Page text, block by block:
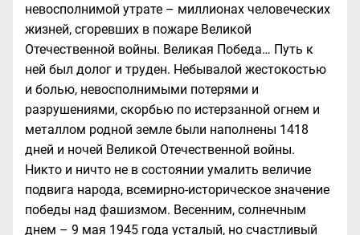
невосполнимой утрате – миллионах человеческих
жизней, сгоревших в пожаре Великой
Отечественной войны. Великая Победа… Путь к
ней был долог и труден. Небывалой жестокостью
и болью, невосполнимыми потерями и
разрушениями, скорбью по истерзанной огнем и
металлом родной земле были наполнены 1418
дней и ночей Великой Отечественной войны.
Никто и ничто не в состоянии умалить величие
подвига народа, всемирно-историческое значение
победы над фашизмом. Весенним, солнечным
днем – 9 мая 1945 года усталый, но счастливый